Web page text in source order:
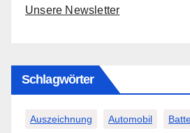
Unsere Newsletter
Schlagwörter
Auszeichnung Automobil